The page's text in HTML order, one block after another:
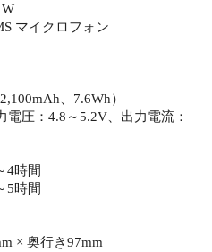
マイクロフォン
、7.6Wh）
電圧：4.8～5.2V、出力電流：
4時間
5時間
× 奥行き97mm